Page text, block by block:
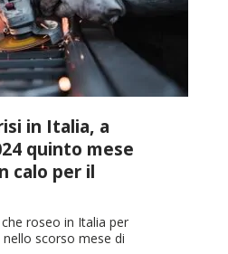
in Italia, a
quinto mese
calo per il
roseo in Italia per
scorso mese di